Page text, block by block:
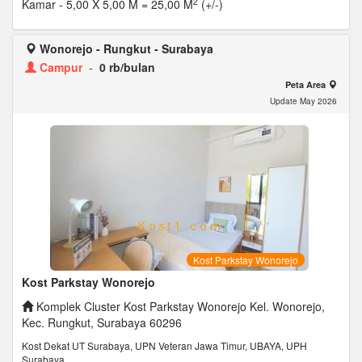
Kamar - 5,00 X 5,00 M = 25,00 M (+/-)
Wonorejo - Rungkut - Surabaya
Campur- 0 rb/bulan
Peta Area
Update May 2026
Kost Parkstay Wonorejo
Kost Parkstay Wonorejo
Komplek Cluster Kost Parkstay Wonorejo Kel. Wonorejo,
Kec. Rungkut, Surabaya 60296
Kost Dekat UT Surabaya, UPN Veteran Jawa Timur, UBAYA, UPH
Surabaya